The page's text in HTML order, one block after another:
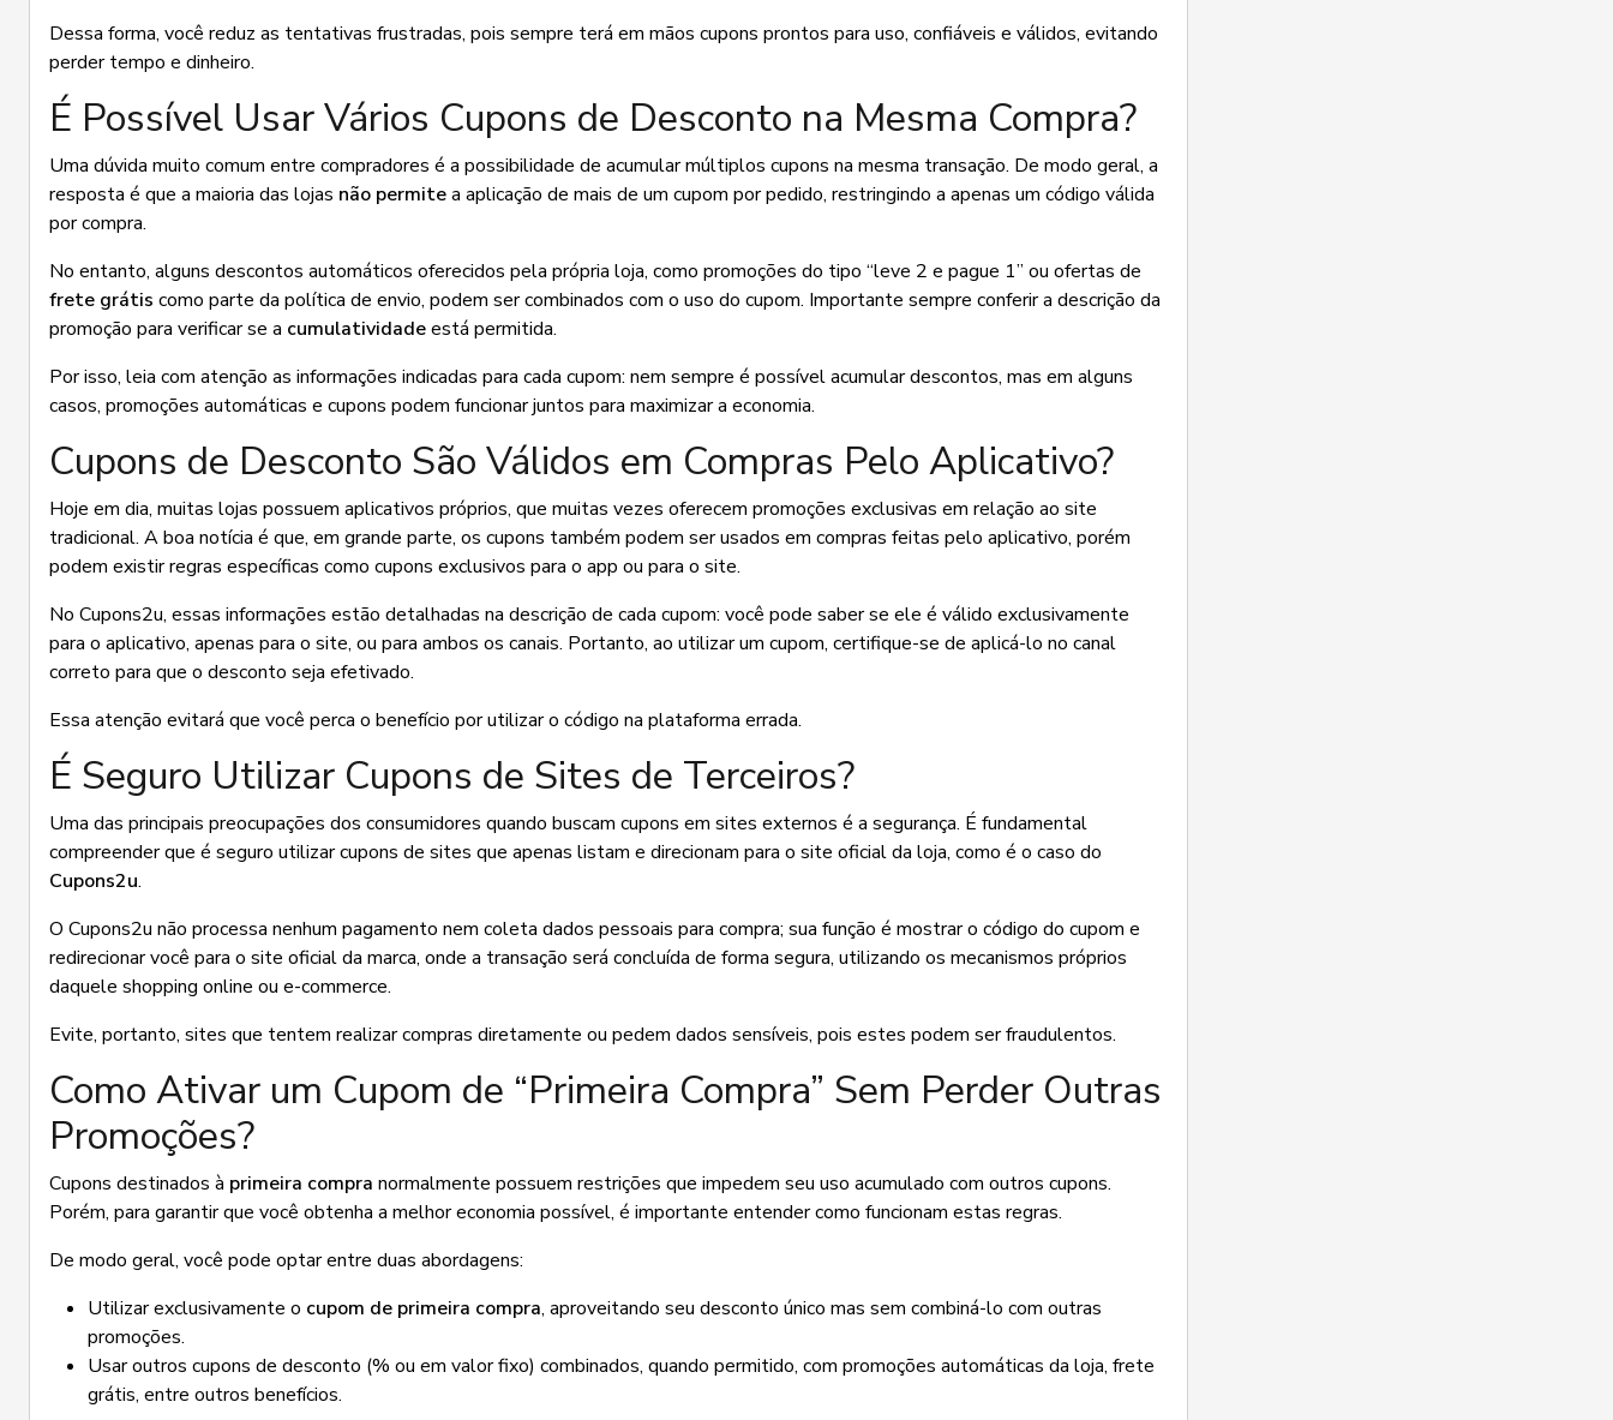
Dessa forma, você reduz as tentativas frustradas, pois sempre terá em mãos cupons prontos para uso, confiáveis e válidos, evitando
perder tempo e dinheiro.
É Possível Usar Vários Cupons de Desconto na Mesma Compra?
Uma dúvida muito comum entre compradores é a possibilidade de acumular múltiplos cupons na mesma transação. De modo geral, a
resposta é que a maioria das lojas não permitea aplicação de mais de um cupom por pedido, restringindo a apenas um código válida
por compra.
No entanto, alguns descontos automáticos oferecidos pela própria loja, como promoções do tipo “leve 2 e pague 1” ou ofertas de
frete grátis como parte da política de envio, podem ser combinados com o uso do cupom. Importante sempre conferir a descrição da
promoção para verificar se a cumulatividadeestá permitida.
Por isso, leia com atenção as informações indicadas para cada cupom: nem sempre é possível acumular descontos, mas em alguns
casos, promoções automáticas e cupons podem funcionar juntos para maximizar a economia.
Cupons de Desconto São Válidos em Compras Pelo Aplicativo?
Hoje em dia, muitas lojas possuem aplicativos próprios, que muitas vezes oferecem promoções exclusivas em relação ao site
tradicional. A boa notícia é que, em grande parte, os cupons também podem ser usados em compras feitas pelo aplicativo, porém
podem existir regras específicas como cupons exclusivos para o app ou para o site.
No Cupons2u, essas informações estão detalhadas na descrição de cada cupom: você pode saber se ele é válido exclusivamente
para o aplicativo, apenas para o site, ou para ambos os canais. Portanto, ao utilizar um cupom, certifique-se de aplicá-lo no canal
correto para que o desconto seja efetivado.
Essa atenção evitará que você perca o benefício por utilizar o código na plataforma errada.
É Seguro Utilizar Cupons de Sites de Terceiros?
Uma das principais preocupações dos consumidores quando buscam cupons em sites externos é a segurança. É fundamental
compreender que é seguro utilizar cupons de sites que apenas listam e direcionam para o site oficial da loja, como é o caso do
Cupons2u.
O Cupons2u não processa nenhum pagamento nem coleta dados pessoais para compra; sua função é mostrar o código do cupom e
redirecionar você para o site oficial da marca, onde a transação será concluída de forma segura, utilizando os mecanismos próprios
daquele shopping online ou e-commerce.
Evite, portanto, sites que tentem realizar compras diretamente ou pedem dados sensíveis, pois estes podem ser fraudulentos.
Como Ativar um Cupom de “Primeira Compra” Sem Perder Outras
Promoções?
Cupons destinados à primeira compra normalmente possuem restrições que impedem seu uso acumulado com outros cupons.
Porém, para garantir que você obtenha a melhor economia possível, é importante entender como funcionam estas regras.
De modo geral, você pode optar entre duas abordagens:
Utilizar exclusivamente o cupom de primeira compra, aproveitando seu desconto único mas sem combiná-lo com outras
promoções.
Usar outros cupons de desconto (% ou em valor fixo) combinados, quando permitido, com promoções automáticas da loja, frete
grátis, entre outros benefícios.